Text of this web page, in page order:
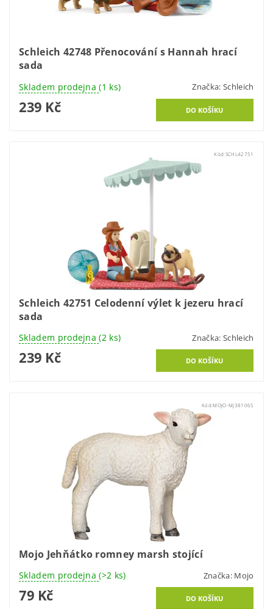
Schleich 42748 Přenocování s Hannah hrací
sada
Skladem prodejna(1 ks) Značka: Schleich
239 Kč
Kód: SCHL42751
Schleich 42751 Celodenní výlet k jezeru hrací
sada
Skladem prodejna(2 ks) Značka: Schleich
239 Kč
Kód:MOJO-MJ381065
Mojo Jehňátko romney marsh stojící
Skladem prodejna(>2 ks) Značka: Mojo
79 Kč